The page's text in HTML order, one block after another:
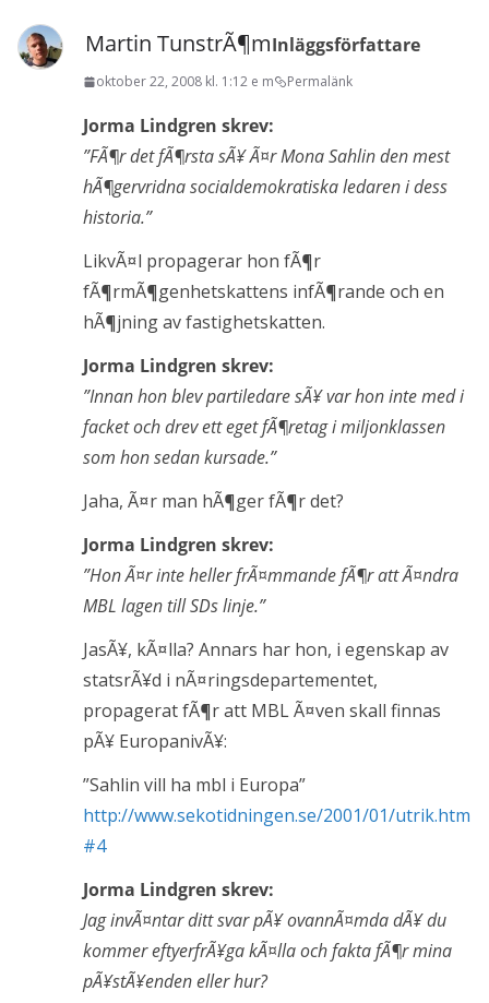
Martin TunstrÃ¶mInläggsförfattare
oktober 22, 2008 kl. 1:12 e m Permalänk
Jorma Lindgren skrev:
”FÃ¶r det fÃ¶rsta sÃ¥ Ã¤r Mona Sahlin den mest
hÃ¶gervridna socialdemokratiska ledaren i dess
historia.”
LikvÃ¤l propagerar hon fÃ¶r
fÃ¶rmÃ¶genhetskattens infÃ¶rande och en
hÃ¶jning av fastighetskatten.
Jorma Lindgren skrev:
”Innan hon blev partiledare sÃ¥ var hon inte med i
facket och drev ett eget fÃ¶retag i miljonklassen
som hon sedan kursade.”
Jaha, Ã¤r man hÃ¶ger fÃ¶r det?
Jorma Lindgren skrev:
”Hon Ã¤r inte heller frÃ¤mmande fÃ¶r att Ã¤ndra
MBL lagen till SDs linje.”
JasÃ¥, kÃ¤lla? Annars har hon, i egenskap av
statsrÃ¥d i nÃ¤ringsdepartementet,
propagerat fÃ¶r att MBL Ã¤ven skall finnas
pÃ¥ EuropanivÃ¥:
”Sahlin vill ha mbl i Europa”
http://www.sekotidningen.se/2001/01/utrik.htm
#4
Jorma Lindgren skrev:
Jag invÃ¤ntar ditt svar pÃ¥ ovannÃ¤mda dÃ¥ du
kommer eftyerfrÃ¥ga kÃ¤lla och fakta fÃ¶r mina
pÃ¥stÃ¥enden eller hur?